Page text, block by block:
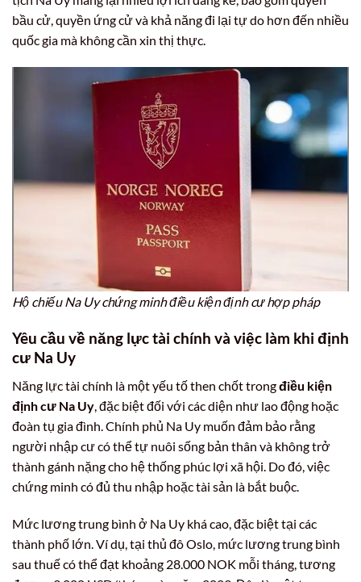
bầu cử, quyền ứng cử và khả năng đi lại tự do hơn đến nhiều
quốc gia mà không cần xin thị thực.
Hộ chiếu Na Uy chứng minh điều kiện định cư hợp pháp
Yêu cầu về năng lực tài chính và việc làm khi định
cư Na Uy
Năng lực tài chính là một yếu tố then chốt trongđiều kiện
định cư Na Uy , đặc biệt đối với các diện như lao động hoặc
đoàn tụ gia đình. Chính phủ Na Uy muốn đảm bảo rằng
người nhập cư có thể tự nuôi sống bản thân và không trở
thành gánh nặng cho hệ thống phúc lợi xã hội. Do đó, việc
chứng minh có đủ thu nhập hoặc tài sản là bắt buộc.
Mức lương trung bình ở Na Uy khá cao, đặc biệt tại các
thành phố lớn. Ví dụ, tại thủ đô Oslo, mức lương trung bình
sau thuế có thể đạt khoảng 28.000 NOK mỗi tháng, tương